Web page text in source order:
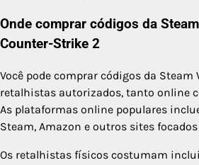
Onde comprar códigos da
Counter-Strike 2
Você pode comprar códigos da Steam
retalhistas autorizados, tanto online
As plataformas online populares
Steam, Amazon e outros sites
Os retalhistas físicos costumam